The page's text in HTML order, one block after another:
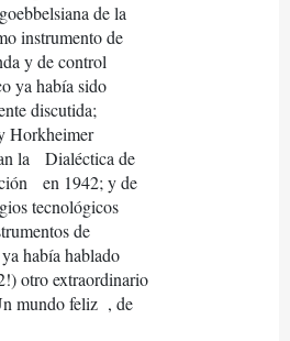
de la
instrumento de
y de control
ya había sido
discutida;
Horkheimer
la
Dialéctica de
en 1942; y de
tecnológicos
de
había hablado
otro extraordinario
mundo feliz , de